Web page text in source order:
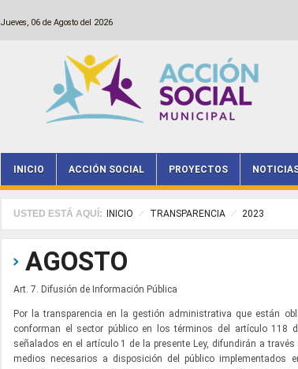
Jueves, 06 de Agosto del 2026
Main menu
INICIO ACCIÓN SOCIAL PROYECTOS
USTED ESTÁ AQUÍ: INICIO TRANSPARENCIA 2023
AGOSTO
Art. 7. Difusión de Información Pública
Por la transparencia en la gestión administrativa que están
conforman el sector público en los términos del artículo 118
señalados en el artículo 1 de la presente Ley, difundirán a
medios necesarios a disposición del público